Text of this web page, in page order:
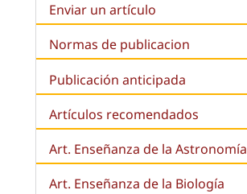
Enviar un artículo
Normas de publicacion
Publicación anticipada
Artículos recomendados
Art. Enseñanza de la Astronomía
Art. Enseñanza de la Biología